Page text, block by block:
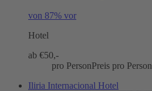
von 87% vor
Hotel
ab €50,-
pro PersonPreis pro Person
Iliria Internacional Hotel